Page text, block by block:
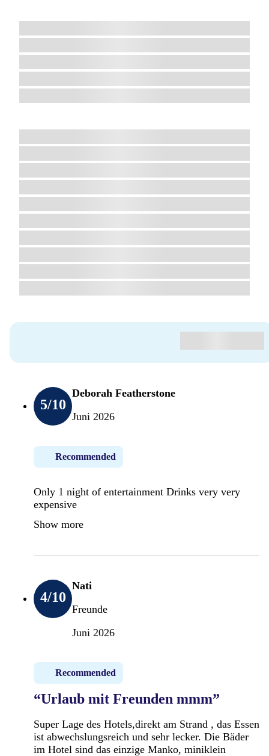
5/10
Deborah Featherstone
Juni 2026
Recommended
Only 1 night of entertainment Drinks very very
expensive
Show more
4/10
Nati
Freunde
Juni 2026
Recommended
“Urlaub mit Freunden mmm”
Super Lage des Hotels,direkt am Strand , das Essen
ist abwechslungsreich und sehr lecker. Die Bäder
im Hotel sind das einzige Manko, miniklein